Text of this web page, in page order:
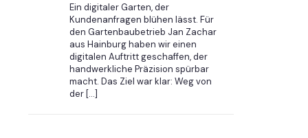
Ein digitaler Garten, der
Kundenanfragen blühen lässt. Für
den Gartenbaubetrieb Jan Zachar
aus Hainburg haben wir einen
digitalen Auftritt geschaffen, der
handwerkliche Präzision spürbar
macht. Das Ziel war klar: Weg von
der […]